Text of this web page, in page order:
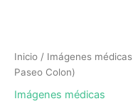
Inicio / Imágenes médicas
Paseo Colon)
Imágenes médicas